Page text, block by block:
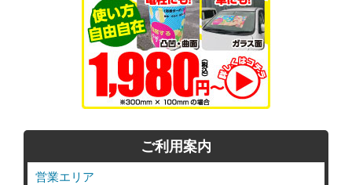
ご利用案内
営業エリア